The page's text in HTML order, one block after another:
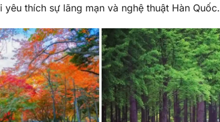
thích sự lãng mạn và nghệ thuật Hàn Quốc.